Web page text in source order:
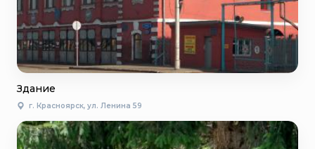
Здание
г. Красноярск, ул. Ленина 59